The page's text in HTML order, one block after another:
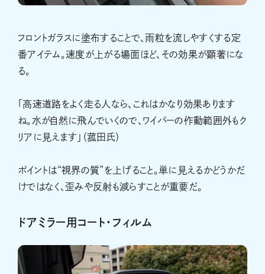
フロントガラスに塗布することで、雨粒を流しやすくする定
番アイテム。速度が上がる場面ほど、その効果が顕著にな
る。
「高速道路をよく走る人なら、これはかなり効果あります
ね。水が自然に飛んでいくので、ワイパーの作動範囲外もク
リアに見えます」（菰田氏）
ポイントは“視界の質”を上げること。単に見えるかどうかだ
けではなく、歪みや反射も減らすことが重要だ。
ドアミラー用コート・フィルム